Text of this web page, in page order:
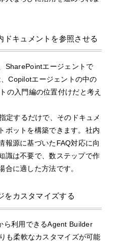
ドキュメントを参照させる
SharePointエージェントで
Copilotエージェントの中の
の入門編の位置付けだと考え
定するだけで、そのドキュメ
ボットを構築できます。社内
報源に基づいたFAQ対応に向
識は不要で、数ステップで作
合に適した方法です。
をカスタマイズする
ら利用できるAgent Builder
も柔軟なカスタマイズが可能